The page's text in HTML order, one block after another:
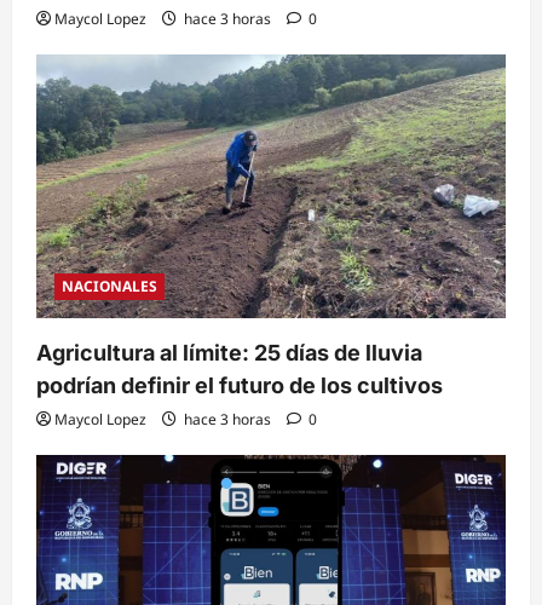
Maycol Lopez hace 3 horas 0
NACIONALES
Agricultura al límite: 25 días de lluvia
podrían definir el futuro de los cultivos
Maycol Lopez hace 3 horas 0